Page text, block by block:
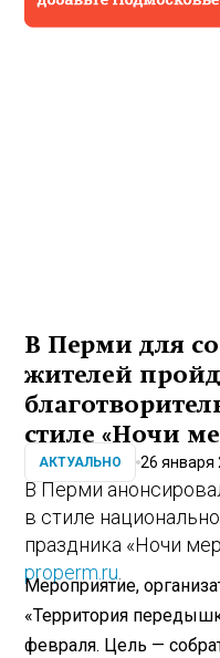
В Перми для
жителей
стиле «Ночи
АКТУАЛЬНО 26 января
В Перми
в стиле
праздника «Ночи
properm.ru
Мероприятие,
«Территория
февраля. Цель —